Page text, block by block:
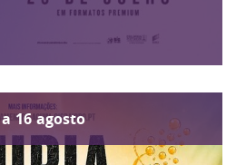
a 16 agosto